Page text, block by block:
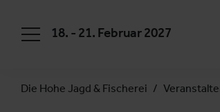
18. - 21. Februar 2027
Die Hohe Jagd & Fischerei